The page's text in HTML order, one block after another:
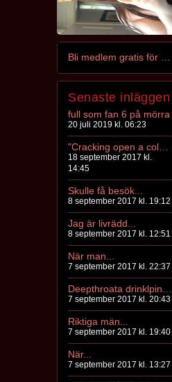
Senaste inläggen
full som fan 6 på mörra
20 juli 2019 kl. 06:23
18 september 2017 kl.
14:45
Skulle få besök...
8 september 2017 kl. 19:12
Jag är livrädd...
8 september 2017 kl. 12:51
När man...
7 september 2017 kl. 22:37
7 september 2017 kl. 20:43
Riktiga män...
7 september 2017 kl. 19:40
När...
7 september 2017 kl. 13:27